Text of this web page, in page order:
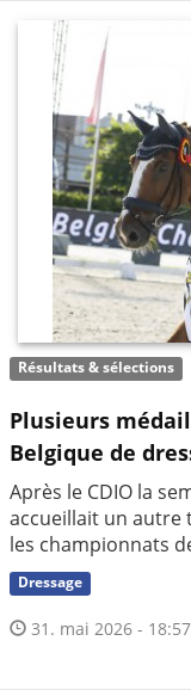
Résultats & sélections
Plusieurs
Belgique de
Après le CDIO la
accueillait un autre
les championnats
Dressage
31. mai 2026 - 18:57